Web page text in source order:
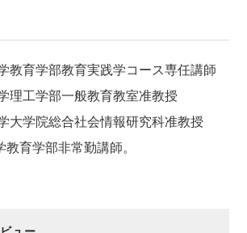
育学部教育実践学コース専任講師
工学部一般教育教室准教授
学院総合社会情報研究科准教授
育学部非常勤講師。